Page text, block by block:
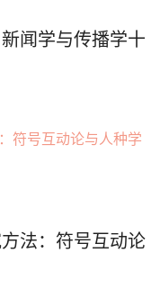
闻学与传播学十
法：符号互动论